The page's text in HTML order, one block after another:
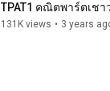
TPAT1 คณิตพาร์ตเช
131K views • 3 years